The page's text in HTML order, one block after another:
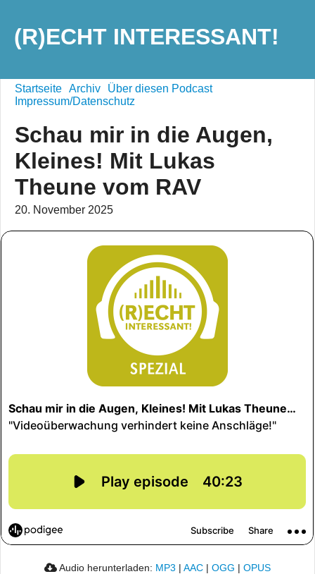
(R)ECHT INTERESSANT!
Startseite Archiv
Über diesen Podcast
Impressum/Datenschutz
Schau mir in die Augen,
Kleines! Mit Lukas
Theune vom RAV
20. November 2025
Audio herunterladen: MP3 | AAC | OGG | OPUS